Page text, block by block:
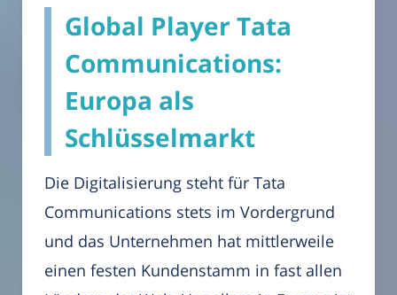
Global Player Tata
Communications:
Europa als
Schlüsselmarkt
Die Digitalisierung steht für Tata
Communications stets im Vordergrund
und das Unternehmen hat mittlerweile
einen festen Kundenstamm in fast allen